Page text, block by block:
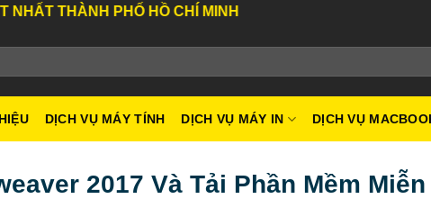
PHỐ HỒ CHÍ MINH
DỊCH VỤ MÁY TÍNH DỊCH VỤ MÁY IN DỊCH VỤ
2017 Và Tải Phần Mềm